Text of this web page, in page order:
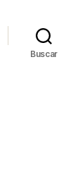
Buscar